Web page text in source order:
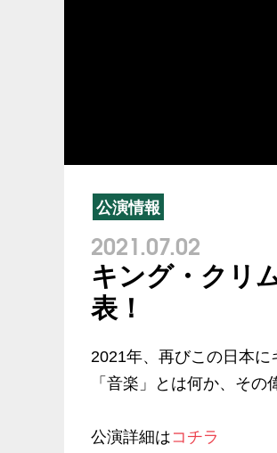
公演情報
2021.07.02
キング・クリ
表！
2021年、再びこの日本に
「音楽」とは何か、そ
公演詳細はコチラ